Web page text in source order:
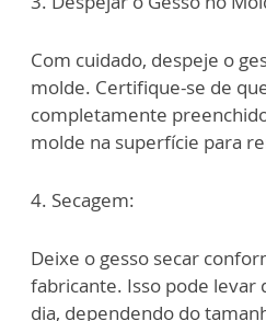
Com cuidado, despeje o
molde. Certifique-se de
completamente
molde na superfície para
4. Secagem:
Deixe o gesso secar
fabricante. Isso pode levar
dia, dependendo do